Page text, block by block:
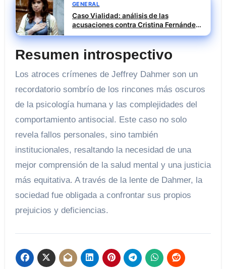
GENERAL
Caso Vialidad: análisis de las
acusaciones contra Cristina Fernández
y su impacto político
Resumen introspectivo
Los atroces crímenes de Jeffrey Dahmer son un
recordatorio sombrío de los rincones más oscuros
de la psicología humana y las complejidades del
comportamiento antisocial. Este caso no solo
revela fallos personales, sino también
institucionales, resaltando la necesidad de una
mejor comprensión de la salud mental y una justicia
más equitativa. A través de la lente de Dahmer, la
sociedad fue obligada a confrontar sus propios
prejuicios y deficiencias.